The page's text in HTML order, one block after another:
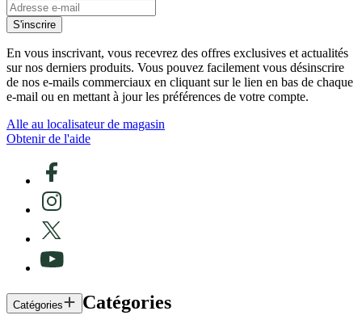
S'inscrire
En vous inscrivant, vous recevrez des offres exclusives et actualités
sur nos derniers produits. Vous pouvez facilement vous désinscrire
de nos e-mails commerciaux en cliquant sur le lien en bas de chaque
e-mail ou en mettant à jour les préférences de votre compte.
Alle au localisateur de magasin
Obtenir de l'aide
Catégories Catégories